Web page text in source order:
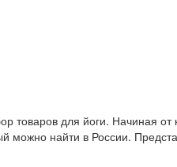
товаров для йоги. Начиная
можно найти в России.